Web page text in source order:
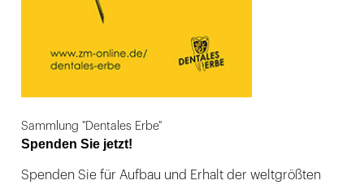
Sammlung "Dentales Erbe"
Spenden Sie jetzt!
Spenden Sie für Aufbau und Erhalt der weltgrößten